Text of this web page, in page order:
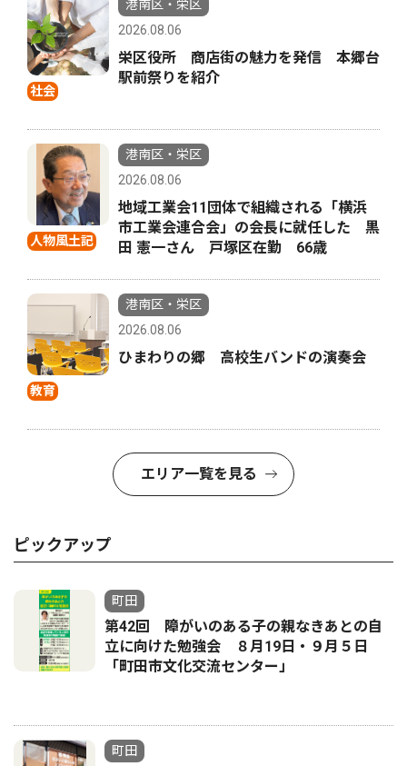
社会
港南区・栄区
2026.08.06
栄区役所 商店街の魅力を発信 本郷台
駅前祭りを紹介
人物風土記
港南区・栄区
2026.08.06
地域工業会11団体で組織される「横浜
市工業会連合会」の会長に就任した 黒
田 憲一さん 戸塚区在勤 66歳
教育
港南区・栄区
2026.08.06
ひまわりの郷 高校生バンドの演奏会
エリア一覧を見る
ピックアップ
町田
第42回 障がいのある子の親なきあとの自
立に向けた勉強会 ８月19日・９月５日
「町田市文化交流センター」
町田